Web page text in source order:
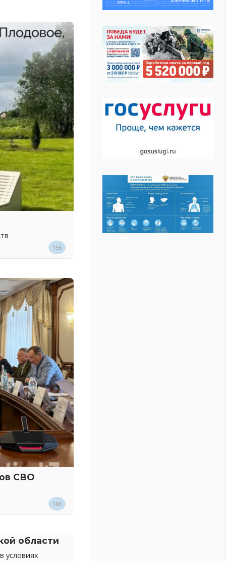
155
СВО
163
области
условиях